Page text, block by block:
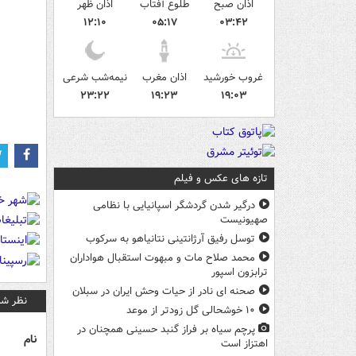
اذان صبح
۰۳:۴۲
طلوع آفتاب
۰۵:۱۷
اذان ظهر
۱۲:۱۰
غروب خورشید
۱۹:۰۳
اذان مغرب
۱۹:۲۳
نیمه‌شب شرعی
۲۳:۲۲
تازه های عکس و فیلم
درگیر شدن گردشگر اسپانیایی با نظامی
صهیونیست
توسل رفیق آرژانتینی نتانیاهو به سرکوب
محمد صلاح مات و مبهوت استقبال هواداران
ترابزون اسپور
صحنه ای نادر از حیات وحش ایران در سبلان
۱۰ خوشحالی گل زودتر از موعد
پرچم سیاه بر فراز گنبد حسینی همچنان در
اهتزاز است
نظر
نام